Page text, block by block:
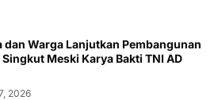
dan Warga Lanjutkan Pembangunan
Singkut Meski Karya Bakti TNI AD
2026